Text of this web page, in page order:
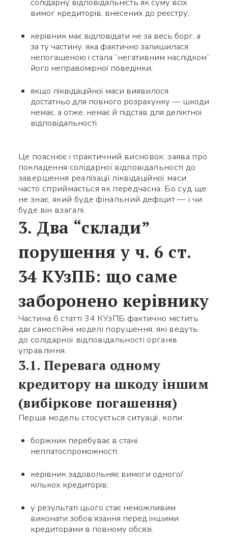
солідарну відповідальність як суму всіх
вимог кредиторів, внесених до реєстру;
керівник має відповідати не за весь борг, а
за ту частину, яка фактично залишилася
непогашеною і стала “негативним наслідком”
його неправомірної поведінки;
якщо ліквідаційної маси виявилося
достатньо для повного розрахунку — шкоди
немає, а отже, немає й підстав для деліктної
відповідальності.
Це пояснює і практичний висновок: заява про
покладення солідарної відповідальності до
завершення реалізації ліквідаційної маси
часто сприймається як передчасна. Бо суд ще
не знає, який буде фінальний дефіцит — і чи
буде він взагалі.
3. Два “склади”
порушення у ч. 6 ст.
34 КУзПБ: що саме
заборонено керівнику
Частина 6 статті 34 КУзПБ фактично містить
дві самостійні моделі порушення, які ведуть
до солідарної відповідальності органів
управління.
3.1. Перевага одному
кредитору на шкоду іншим
(вибіркове погашення)
Перша модель стосується ситуації, коли:
боржник перебуває в стані
неплатоспроможності;
керівник задовольняє вимоги одного/
кількох кредиторів;
у результаті цього стає неможливим
виконати зобов’язання перед іншими
кредиторами в повному обсязі.